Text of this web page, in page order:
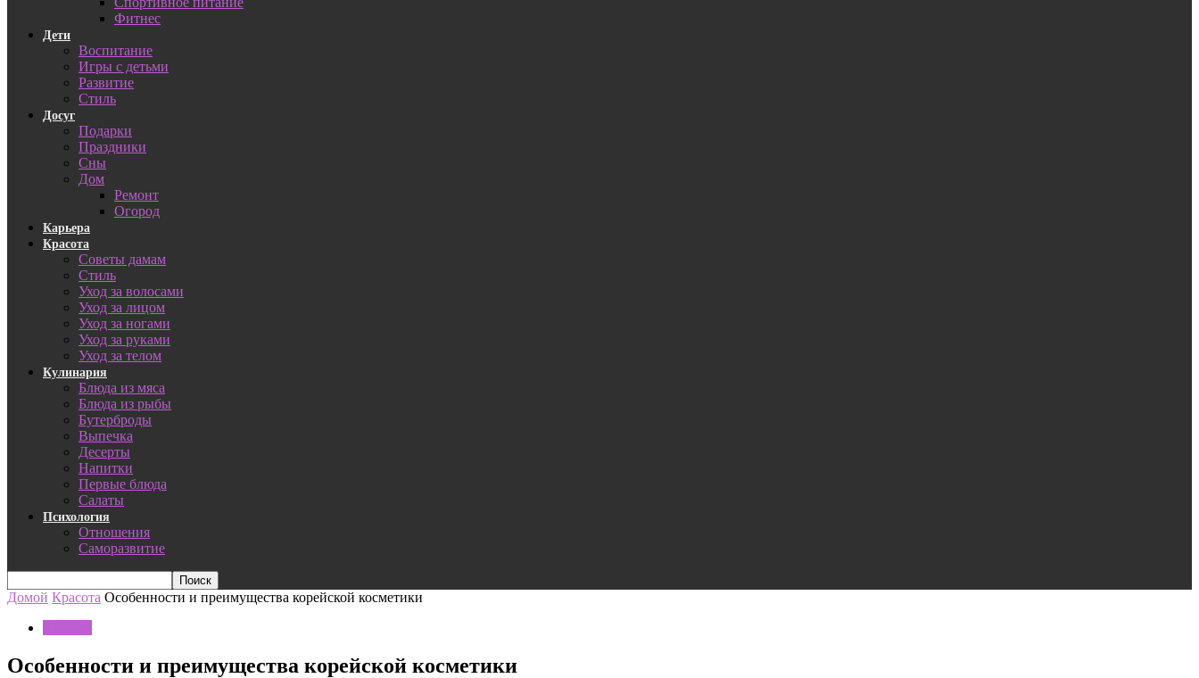
Фитнес
Дети
Воспитание
Игры с детьми
Развитие
Стиль
Досуг
Подарки
Праздники
Сны
Дом
Ремонт
Огород
Карьера
Красота
Советы дамам
Стиль
Уход за волосами
Уход за лицом
Уход за ногами
Уход за руками
Уход за телом
Кулинария
Блюда из мяса
Блюда из рыбы
Бутерброды
Выпечка
Десерты
Напитки
Первые блюда
Салаты
Психология
Отношения
Саморазвитие
Домой Красота Особенности и преимущества корейской косметики
Особенности и преимущества корейской косметики